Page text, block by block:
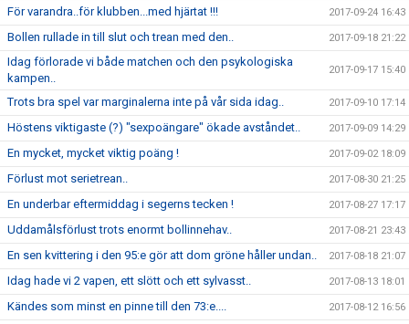
För varandra..för klubben...med hjärtat !!! 2017-09-24 16:43
Bollen rullade in till slut och trean med den.. 2017-09-18 21:22
Idag förlorade vi både matchen och den psykologiska
kampen..
2017-09-17 15:40
Trots bra spel var marginalerna inte på vår sida idag.. 2017-09-10 17:14
Höstens viktigaste (?) "sexpoängare" ökade avståndet.. 2017-09-09 14:29
En mycket, mycket viktig poäng ! 2017-09-02 18:09
Förlust mot serietrean.. 2017-08-30 21:25
En underbar eftermiddag i segerns tecken ! 2017-08-27 17:17
Uddamålsförlust trots enormt bollinnehav.. 2017-08-21 23:43
En sen kvittering i den 95:e gör att dom gröne håller undan.. 2017-08-18 21:07
Idag hade vi 2 vapen, ett slött och ett sylvasst.. 2017-08-13 18:01
Kändes som minst en pinne till den 73:e.... 2017-08-12 16:56